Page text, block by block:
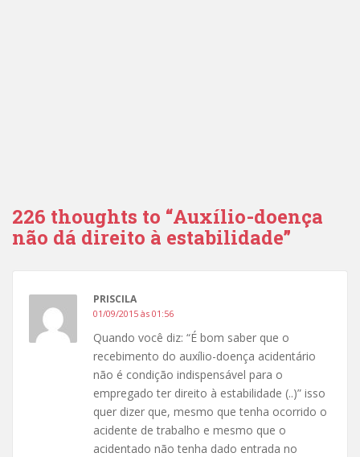
226 thoughts to “Auxílio-doença
não dá direito à estabilidade”
PRISCILA
01/09/2015 às 01:56
Quando você diz: “É bom saber que o
recebimento do auxílio-doença acidentário
não é condição indispensável para o
empregado ter direito à estabilidade (..)” isso
quer dizer que, mesmo que tenha ocorrido o
acidente de trabalho e mesmo que o
acidentado não tenha dado entrada no